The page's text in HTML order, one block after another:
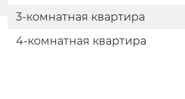
3-комнатная квартира
4-комнатная квартира